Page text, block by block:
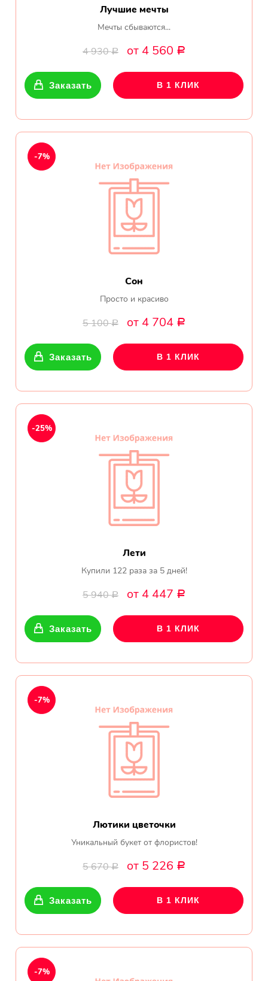
Лучшие мечты
Мечты сбываются...
4 930Р от 4 560 Р
Заказать В 1 КЛИК
Сон
Просто и красиво
5 100Р от 4 704 Р
-7%
Заказать В 1 КЛИК
Лети
Купили 122 раза за 5 дней!
5 940Р от 4 447 Р
-25%
Заказать В 1 КЛИК
Лютики цветочки
Уникальный букет от флористов!
5 670Р от 5 226 Р
-7%
Заказать В 1 КЛИК
-7%